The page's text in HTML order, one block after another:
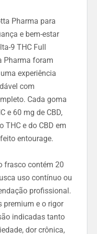
Pharma para
e bem-estar
9 THC Full
Pharma foram
experiência
com
Cada goma
e 60 mg de CBD,
THC e do CBD em
entourage.
frasco contém 20
uso contínuo ou
profissional.
premium e o rigor
indicadas tanto
dor crônica,